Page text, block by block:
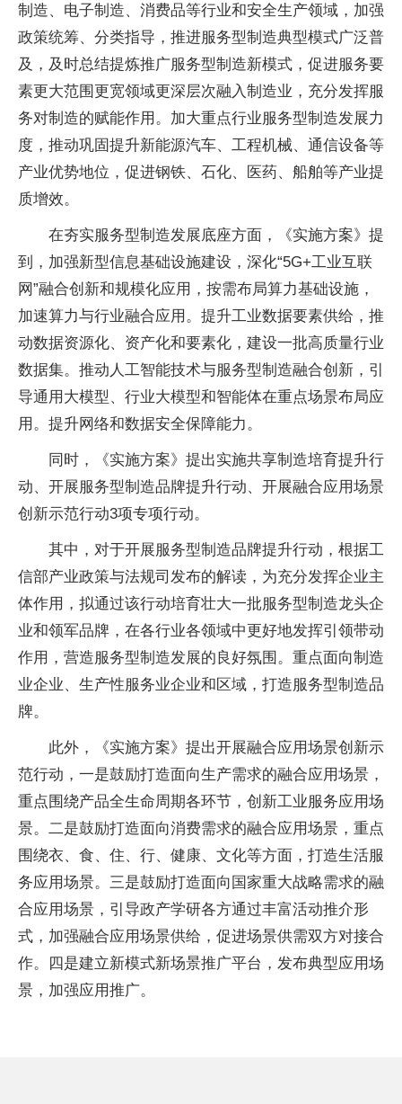
制造、电子制造、消费品等行业和安全生产领域，加强
政策统筹、分类指导，推进服务型制造典型模式广泛普
及，及时总结提炼推广服务型制造新模式，促进服务要
素更大范围更宽领域更深层次融入制造业，充分发挥服
务对制造的赋能作用。加大重点行业服务型制造发展力
度，推动巩固提升新能源汽车、工程机械、通信设备等
产业优势地位，促进钢铁、石化、医药、船舶等产业提
质增效。
在夯实服务型制造发展底座方面，《实施方案》提
到，加强新型信息基础设施建设，深化“5G+工业互联
网”融合创新和规模化应用，按需布局算力基础设施，
加速算力与行业融合应用。提升工业数据要素供给，推
动数据资源化、资产化和要素化，建设一批高质量行业
数据集。推动人工智能技术与服务型制造融合创新，引
导通用大模型、行业大模型和智能体在重点场景布局应
用。提升网络和数据安全保障能力。
同时，《实施方案》提出实施共享制造培育提升行
动、开展服务型制造品牌提升行动、开展融合应用场景
创新示范行动3项专项行动。
其中，对于开展服务型制造品牌提升行动，根据工
信部产业政策与法规司发布的解读，为充分发挥企业主
体作用，拟通过该行动培育壮大一批服务型制造龙头企
业和领军品牌，在各行业各领域中更好地发挥引领带动
作用，营造服务型制造发展的良好氛围。重点面向制造
业企业、生产性服务业企业和区域，打造服务型制造品
牌。
此外，《实施方案》提出开展融合应用场景创新示
范行动，一是鼓励打造面向生产需求的融合应用场景，
重点围绕产品全生命周期各环节，创新工业服务应用场
景。二是鼓励打造面向消费需求的融合应用场景，重点
围绕衣、食、住、行、健康、文化等方面，打造生活服
务应用场景。三是鼓励打造面向国家重大战略需求的融
合应用场景，引导政产学研各方通过丰富活动推介形
式，加强融合应用场景供给，促进场景供需双方对接合
作。四是建立新模式新场景推广平台，发布典型应用场
景，加强应用推广。